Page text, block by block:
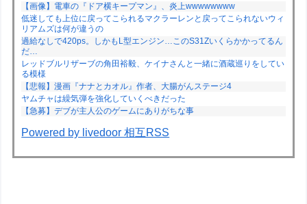
【画像】電車の『ドア横キープマン』、炎上wwwwwwww
低迷しても上位に戻ってこられるマクラーレンと戻ってこられないウィ
リアムズは何が違うの
過給なしで420ps。しかもL型エンジン…このS31Zいくらかかってるん
だ…
レッドブルリザーブの角田裕毅、ケイナさんと一緒に酒蔵巡りをしてい
る模様
【悲報】漫画『ナナとカオル』作者、大腸がんステージ4
ヤムチャは繰気弾を強化していくべきだった
【急募】デブが主人公のゲームにありがちな事
Powered by livedoor 相互RSS